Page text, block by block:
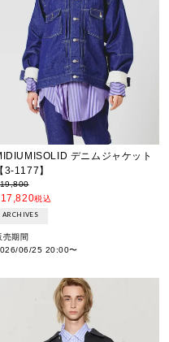
デニムジャケット
【3-1177】
19,800
17,820税込
ARCHIVES
売期間
06/25 20:00〜